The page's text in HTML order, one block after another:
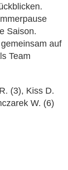
Saison.
auf
Team
(3), Kiss D.
W. (6)